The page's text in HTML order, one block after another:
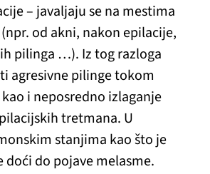
– javaljaju se na mestima
od akni, nakon epilacije,
pilinga …). Iz tog razloga
agresivne pilinge tokom
i neposredno izlaganje
tretmana. U
stanjima kao što je
do pojave melasme.